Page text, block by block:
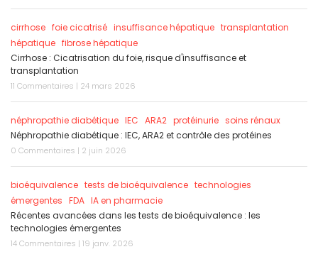
cirrhose foie cicatrisé insuffisance hépatique transplantation
hépatique fibrose hépatique
Cirrhose : Cicatrisation du foie, risque d'insuffisance et
transplantation
11 Commentaires | 24 mars 2026
néphropathie diabétique IEC ARA2 protéinurie soins rénaux
Néphropathie diabétique : IEC, ARA2 et contrôle des protéines
0 Commentaires | 2 juin 2026
bioéquivalence tests de bioéquivalence technologies
émergentes FDA IA en pharmacie
Récentes avancées dans les tests de bioéquivalence : les
technologies émergentes
14 Commentaires | 19 janv. 2026